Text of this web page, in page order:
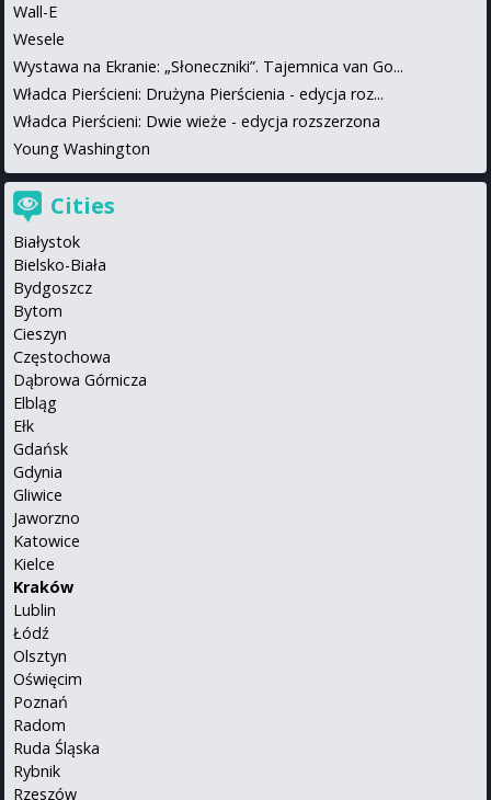
Wall-E
Wesele
Wystawa na Ekranie: „Słoneczniki”. Tajemnica van Go...
Władca Pierścieni: Drużyna Pierścienia - edycja roz...
Władca Pierścieni: Dwie wieże - edycja rozszerzona
Young Washington
Cities
Białystok
Bielsko-Biała
Bydgoszcz
Bytom
Cieszyn
Częstochowa
Dąbrowa Górnicza
Elbląg
Ełk
Gdańsk
Gdynia
Gliwice
Jaworzno
Katowice
Kielce
Kraków
Lublin
Łódź
Olsztyn
Oświęcim
Poznań
Radom
Ruda Śląska
Rybnik
Rzeszów